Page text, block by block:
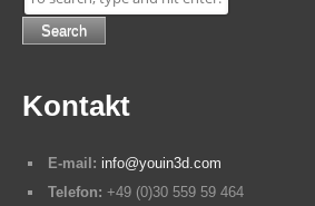
Search
Kontakt
E-mail: info@youin3d.com
Telefon: +49 (0)30 559 59 464